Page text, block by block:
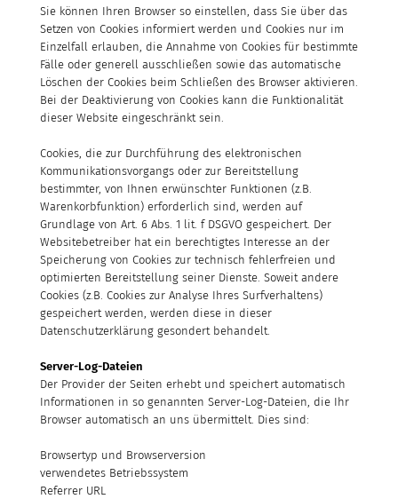
Sie können Ihren Browser so einstellen, dass Sie über das
Setzen von Cookies informiert werden und Cookies nur im
Einzelfall erlauben, die Annahme von Cookies für bestimmte
Fälle oder generell ausschließen sowie das automatische
Löschen der Cookies beim Schließen des Browser aktivieren.
Bei der Deaktivierung von Cookies kann die Funktionalität
dieser Website eingeschränkt sein.
Cookies, die zur Durchführung des elektronischen
Kommunikationsvorgangs oder zur Bereitstellung
bestimmter, von Ihnen erwünschter Funktionen (z.B.
Warenkorbfunktion) erforderlich sind, werden auf
Grundlage von Art. 6 Abs. 1 lit. f DSGVO gespeichert. Der
Websitebetreiber hat ein berechtigtes Interesse an der
Speicherung von Cookies zur technisch fehlerfreien und
optimierten Bereitstellung seiner Dienste. Soweit andere
Cookies (z.B. Cookies zur Analyse Ihres Surfverhaltens)
gespeichert werden, werden diese in dieser
Datenschutzerklärung gesondert behandelt.
Server-Log-Dateien
Der Provider der Seiten erhebt und speichert automatisch
Informationen in so genannten Server-Log-Dateien, die Ihr
Browser automatisch an uns übermittelt. Dies sind:
Browsertyp und Browserversion
verwendetes Betriebssystem
Referrer URL